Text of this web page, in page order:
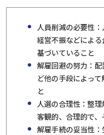
人員削減の必要性：
経営不振などによ
基づいていること
解雇回避の努力：
ど他の手段によっ
と
人選の合理性：整
客観的、合理的で
解雇手続の妥当性